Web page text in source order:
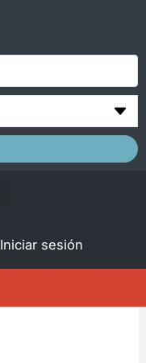
Iniciar sesión